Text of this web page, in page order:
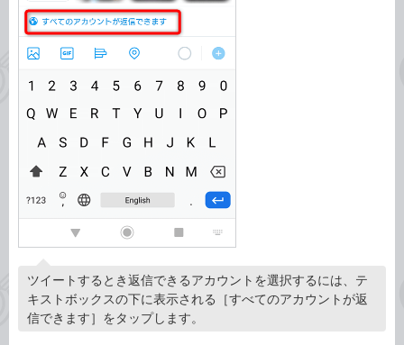
ツイートするとき返信できるアカウントを選択するには、テ
キストボックスの下に表示される［すべてのアカウントが返
信できます］をタップします。